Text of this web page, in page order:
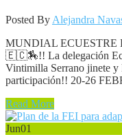
Posted By Alejandra
MUNDIAL ECUESTRE
🇪🇨🏇!! La delegación
Vintimilla Serrano jinete y
participación!! 20-26
Read More
Jun01